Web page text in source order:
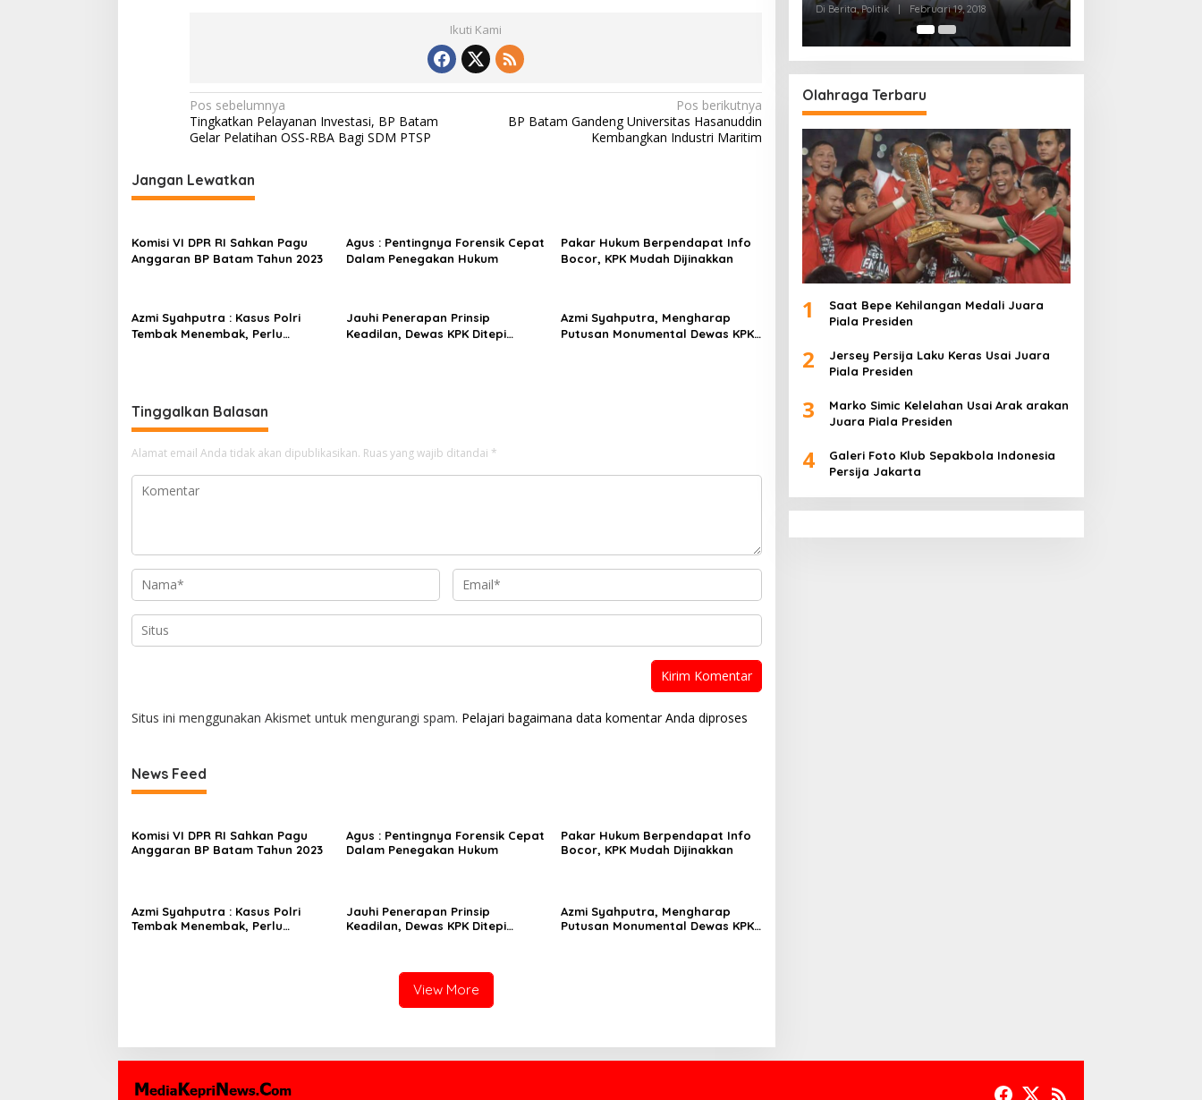
a
Ikuti Kami
N
a
i
g
a
s
p
o
Pos sebelumnya
Tingkatkan Pelayanan Investasi, BP Batam
Gelar Pelatihan OSS-RBA Bagi SDM PTSP
Pos berikutnya
BP Batam Gandeng Universitas Hasanuddin
Kembangkan Industri Maritim
Jangan Lewatkan
Komisi VI DPR RI Sahkan Pagu
Anggaran BP Batam Tahun 2023
Agus : Pentingnya Forensik Cepat
Dalam Penegakan Hukum
Pakar Hukum Berpendapat Info
Bocor, KPK Mudah Dijinakkan
Azmi Syahputra : Kasus Polri
Tembak Menembak, Perlu
Jauhi Penerapan Prinsip
Keadilan, Dewas KPK Ditepi
Azmi Syahputra, Mengharap
Putusan Monumental Dewas KPK
Tinggalkan Balasan
Alamat email Anda tidak akan dipublikasikan. Ruas yang wajib ditandai *
Situs ini menggunakan Akismet untuk mengurangi spam. Pelajari bagaimana data komentar Anda diproses
News Feed
Komisi VI DPR RI Sahkan Pagu
Anggaran BP Batam Tahun 2023
Agus : Pentingnya Forensik Cepat
Dalam Penegakan Hukum
Pakar Hukum Berpendapat Info
Bocor, KPK Mudah Dijinakkan
Azmi Syahputra : Kasus Polri
Tembak Menembak, Perlu
Jauhi Penerapan Prinsip
Keadilan, Dewas KPK Ditepi
Azmi Syahputra, Mengharap
Putusan Monumental Dewas KPK
View More
Di Berita, Politik | Februari 19, 2018
Olahraga Terbaru
1
Saat Bepe Kehilangan Medali Juara
Piala Presiden
2
Jersey Persija Laku Keras Usai Juara
Piala Presiden
3
Marko Simic Kelelahan Usai Arak arakan
Juara Piala Presiden
4
Galeri Foto Klub Sepakbola Indonesia
Persija Jakarta